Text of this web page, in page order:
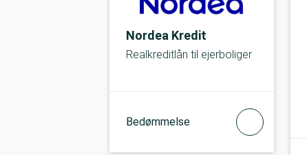
Nordea Kredit
Realkreditlån til ejerboliger
Bedømmelse